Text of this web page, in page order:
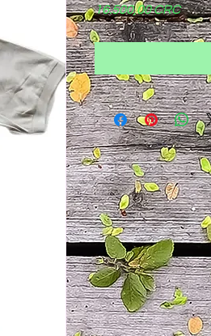
16.500,00 CRC